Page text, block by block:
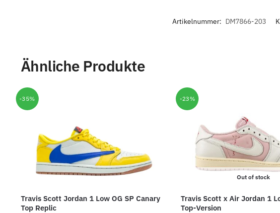
Artikelnummer: DM7866-203
Ähnliche Produkte
-35%
Travis Scott Jordan 1 Low OG SP Canary
Top Replic
-23%
Out of stock
Travis Scott x Air Jordan 1
Top-Version